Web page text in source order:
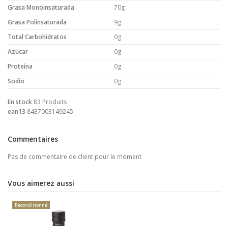
Grasa Monoinsaturada
70g
Grasa Polinsaturada
9g
Total Carbohidratos
0g
Azúcar
0g
Proteína
0g
Sodio
0g
En stock 83 Produits
ean13 8437003149245
Commentaires
Pas de commentaire de client pour le moment
Vous aimerez aussi
Reconditionné